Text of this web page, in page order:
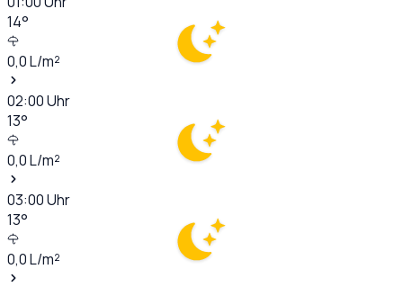
14°
0,0L/m²
02:00Uhr
13°
0,0L/m²
03:00Uhr
13°
0,0L/m²